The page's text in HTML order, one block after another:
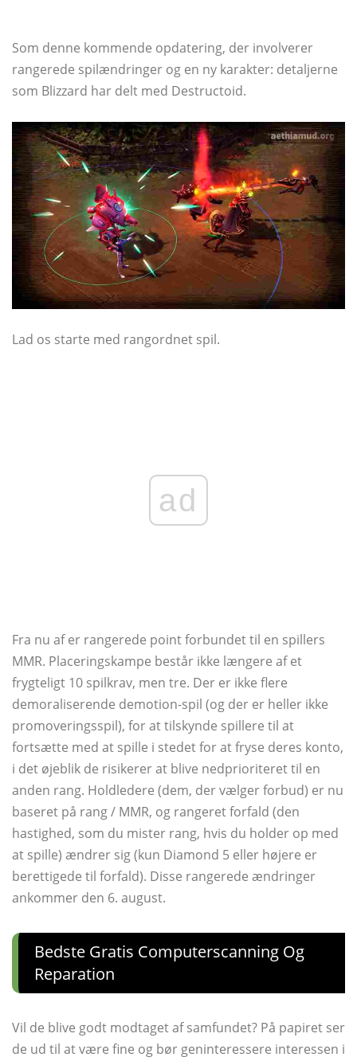
Som denne kommende opdatering, der involverer
rangerede spilændringer og en ny karakter: detaljerne
som Blizzard har delt med Destructoid.
Lad os starte med rangordnet spil.
ad
Fra nu af er rangerede point forbundet til en spillers
MMR. Placeringskampe består ikke længere af et
frygteligt 10 spilkrav, men tre. Der er ikke flere
demoraliserende demotion-spil (og der er heller ikke
promoveringsspil), for at tilskynde spillere til at
fortsætte med at spille i stedet for at fryse deres konto,
i det øjeblik de risikerer at blive nedprioriteret til en
anden rang. Holdledere (dem, der vælger forbud) er nu
baseret på rang / MMR, og rangeret forfald (den
hastighed, som du mister rang, hvis du holder op med
at spille) ændrer sig (kun Diamond 5 eller højere er
berettigede til forfald). Disse rangerede ændringer
ankommer den 6. august.
Bedste Gratis Computerscanning Og
Reparation
Vil de blive godt modtaget af samfundet? På papiret ser
de ud til at være fine og bør geninteressere interessen i